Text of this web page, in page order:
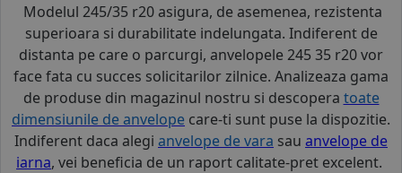
Modelul 245/35 r20 asigura, de asemenea, rezistenta
superioara si durabilitate indelungata. Indiferent de
distanta pe care o parcurgi, anvelopele 245 35 r20 vor
face fata cu succes solicitarilor zilnice. Analizeaza gama
de produse din magazinul nostru si descopera toate
dimensiunile de anvelope care-ti sunt puse la dispozitie.
Indiferent daca alegi anvelope de vara sau anvelope de
iarna, vei beneficia de un raport calitate-pret excelent.